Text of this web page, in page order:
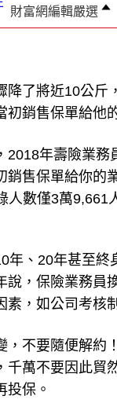
財富網編輯嚴選
降了將近10公斤
初銷售保單給他
2018年壽險業
銷售保單給你的
人數僅3萬9,661
年、20年甚至
說，保險業務員
素，如公司考核
，不要隨便解
千萬不要因此貿
投保。